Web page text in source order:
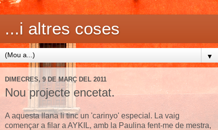
...i altres coses
▼
DIMECRES, 9 DE MARÇ DEL 2011
Nou projecte encetat.
A aquesta llana li tinc un 'carinyo' especial. La vaig
començar a filar a AYKIL, amb la Paulina fent-me de mestra,